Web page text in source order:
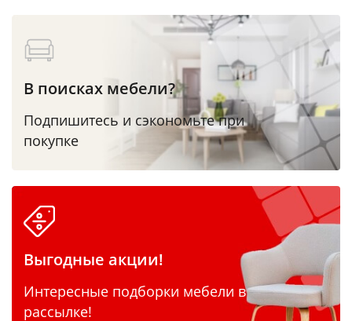
В поисках мебели?
Подпишитесь и сэкономьте при
покупке
Выгодные акции!
Интересные подборки мебели в
рассылке!